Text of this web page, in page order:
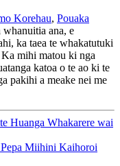
Korehau, Pouaka
ana, e
ka taea te whakatutuki
mihi matou ki nga
katoa o te ao ki te
pakihi a meake nei me
Huanga Whakarere wai
Miihini Kaihoroi